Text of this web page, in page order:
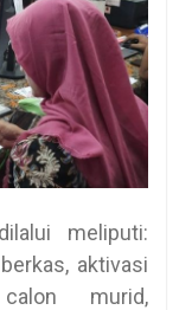
meliputi:
aktivasi
murid,